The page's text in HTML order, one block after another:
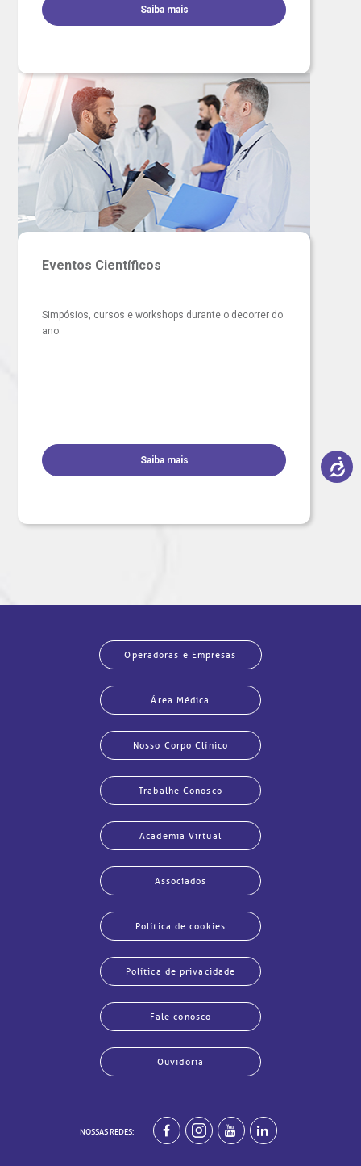
Saiba mais
Eventos Científicos
Simpósios, cursos e workshops durante o decorrer do
ano.
Saiba mais
Operadoras e Empresas
Área Médica
Nosso Corpo Clínico
Trabalhe Conosco
Academia Virtual
Associados
Política de cookies
Política de privacidade
Fale conosco
Ouvidoria
NOSSAS REDES: